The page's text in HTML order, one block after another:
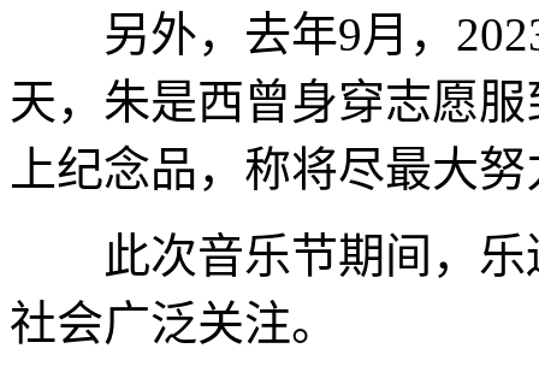
另外，去年9月，
天，朱是西曾身穿志愿
上纪念品，称将尽最大
此次音乐节期间，乐
社会广泛关注。